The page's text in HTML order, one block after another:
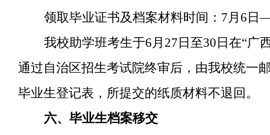
领取毕业证书及档案材料时间：7月6日
我校助学班考生于6月27日至30日在“广
通过自治区招生考试院终审后，由我校统一
毕业生登记表，所提交的纸质材料不退回。
六、毕业生档案移交